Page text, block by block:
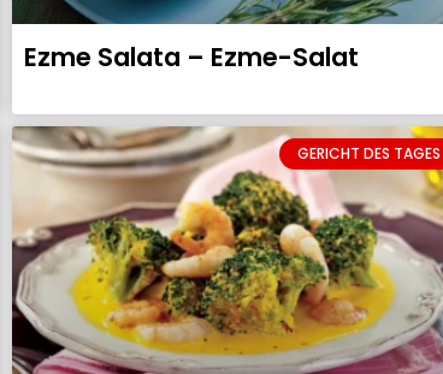
Ezme Salata – Ezme-Salat
GERICHT DES TAGES